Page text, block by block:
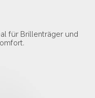
für Brillenträger und